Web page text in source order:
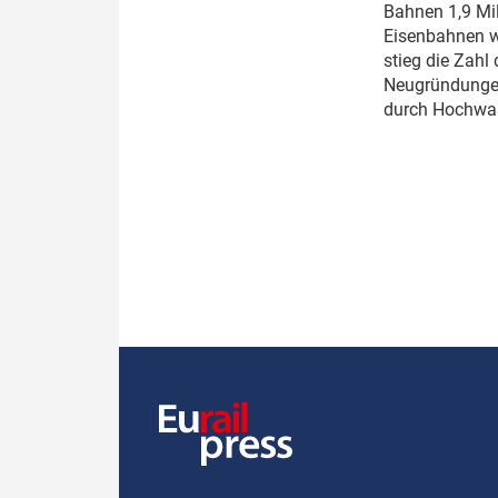
Bahnen 1,9
Eisenbahnen
stieg die Zahl
durch